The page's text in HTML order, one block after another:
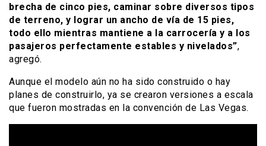
brecha de cinco pies, caminar sobre diversos tipos
de terreno, y lograr un ancho de vía de 15 pies,
todo ello mientras mantiene a la carrocería y a los
pasajeros perfectamente estables y nivelados”,
agregó.
Aunque el modelo aún no ha sido construido o hay
planes de construirlo, ya se crearon versiones a escala
que fueron mostradas en la convención de Las Vegas.